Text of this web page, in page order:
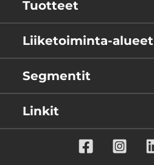
Tuotteet
Liiketoiminta-alueet
Segmentit
Linkit